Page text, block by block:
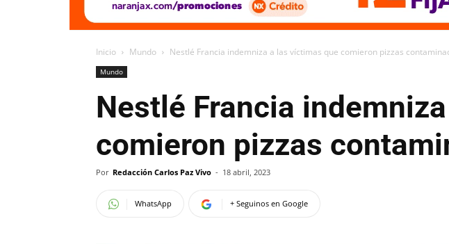
Inicio Mundo Nestlé Francia indemniza a las víctimas que comieron pizzas
Mundo
Nestlé Francia
comieron pizzas
Por Redacción Carlos Paz Vivo - 18 abril, 2023
WhatsApp + Seguinos en Google